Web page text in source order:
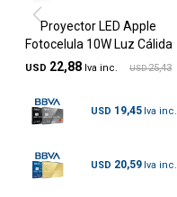
Proyector LED Apple
Fotocelula 10W Luz Cálida
USD 22,88 USD 25,43
USD 19,45
USD 20,59